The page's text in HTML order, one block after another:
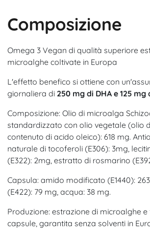
Composizione
Omega 3 Vegan di qualità superiore
microalghe coltivate in Europa
L'effetto benefico si ottiene con
giornaliera di 250 mg di DHA e 125 mg
Composizione: Olio di microalga
standardizzato con olio vegetale (olio
contenuto di acido oleico): 618 mg.
naturale di tocoferoli (E306): 3mg,
(E322): 2mg, estratto di rosmarino
Capsula: amido modificato (E1440):
(E422): 79 mg, acqua: 38 mg.
Produzione: estrazione di microalghe
capsule, garantita senza solventi in